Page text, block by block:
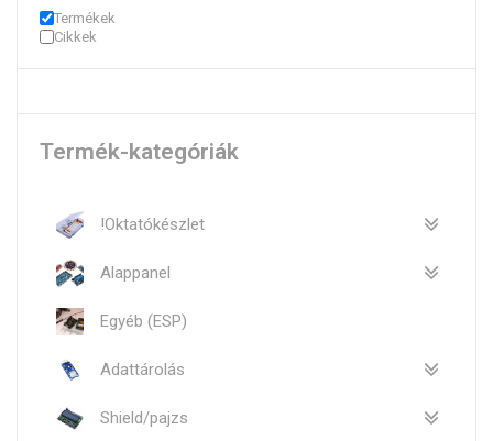
Termékek
Cikkek
Termék-kategóriák
!Oktatókészlet
Alappanel
Egyéb (ESP)
Adattárolás
Shield/pajzs